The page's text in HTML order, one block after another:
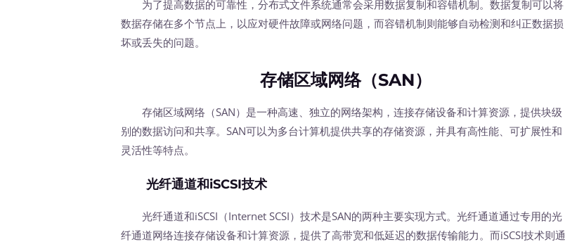
为了提高数据的可靠性，分布式文件系统通常会采用数据复制和容错机制。数据复制可以将
数据存储在多个节点上，以应对硬件故障或网络问题，而容错机制则能够自动检测和纠正数据损
坏或丢失的问题。
存储区域网络（SAN）
存储区域网络（SAN）是一种高速、独立的网络架构，连接存储设备和计算资源，提供块级
别的数据访问和共享。SAN可以为多台计算机提供共享的存储资源，并具有高性能、可扩展性和
灵活性等特点。
光纤通道和iSCSI技术
光纤通道和iSCSI（Internet SCSI）技术是SAN的两种主要实现方式。光纤通道通过专用的光
纤通道网络连接存储设备和计算资源，提供了高带宽和低延迟的数据传输能力。而iSCSI技术则通